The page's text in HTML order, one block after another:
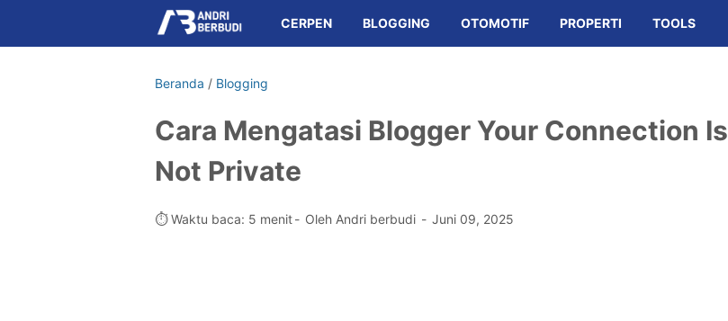
CERPEN BLOGGING OTOMOTIF PROPERTI TOOLS
Beranda / Blogging
Cara Mengatasi Blogger Your Connection Is
Not Private
⏱️ Waktu baca: 5 menit Oleh Andri berbudi Juni 09, 2025